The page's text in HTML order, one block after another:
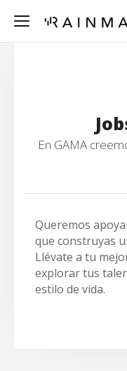
En GAMA
Queremos
que construyas
Llévate a tu
explorar tus
estilo de vida.